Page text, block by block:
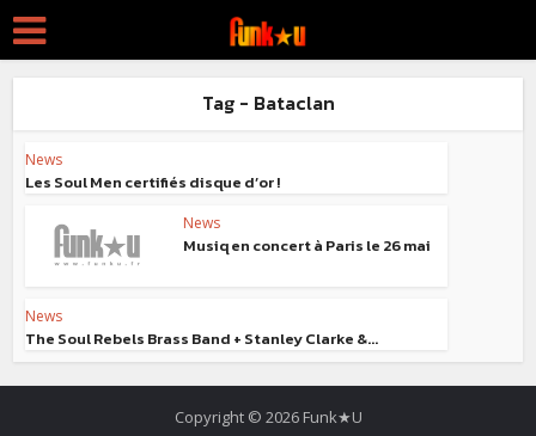
Tag - Bataclan
News
Les Soul Men certifiés disque d’or !
News
Musiq en concert à Paris le 26 mai
News
The Soul Rebels Brass Band + Stanley Clarke &...
Copyright © 2026 Funk★U